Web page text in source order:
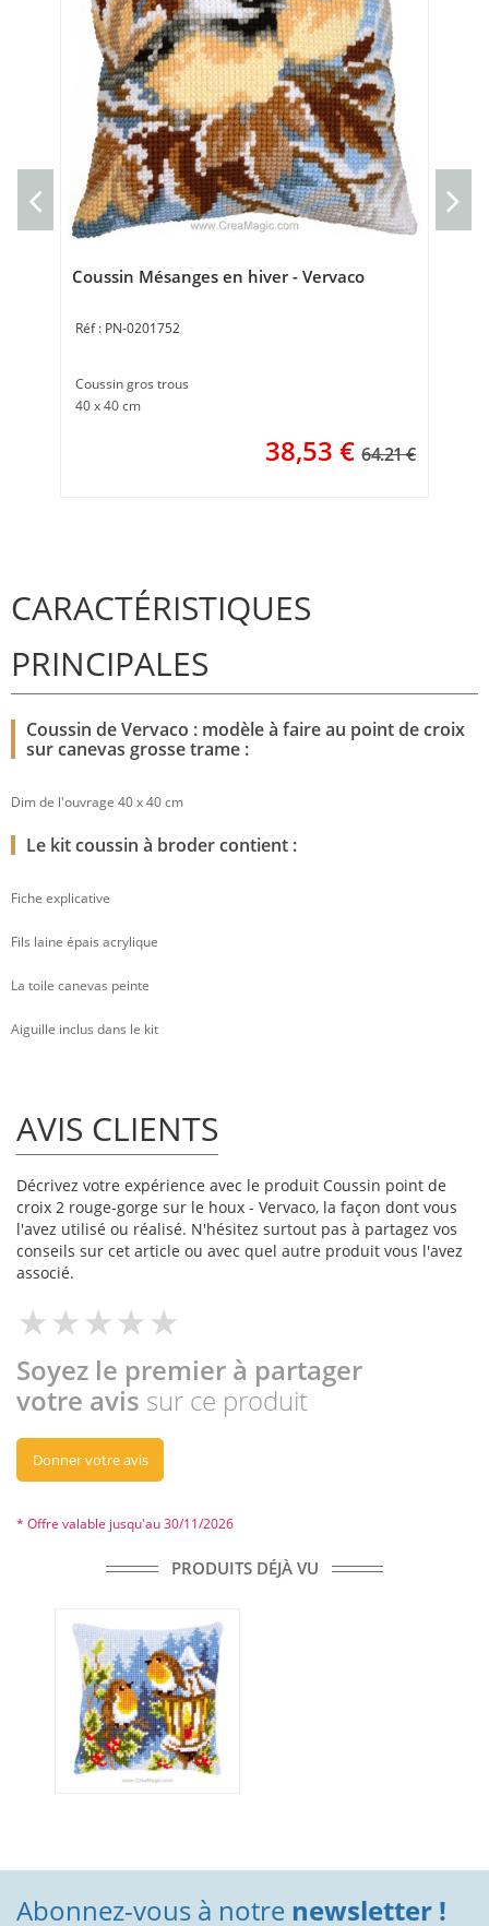
Coussin Mésanges en hiver - Vervaco
PN-0201752
Coussin gros trous
40 x 40 cm
38,53 € 64.21 €
CARACTÉRISTIQUES
PRINCIPALES
Coussin de Vervaco : modèle à faire au point de croix
sur canevas grosse trame :
Dim de l'ouvrage 40 x 40 cm
Le kit coussin à broder contient :
Fiche explicative
Fils laine épais acrylique
La toile canevas peinte
Aiguille inclus dans le kit
AVIS CLIENTS
Décrivez votre expérience avec le produit Coussin point de
croix 2 rouge-gorge sur le houx - Vervaco, la façon dont vous
l'avez utilisé ou réalisé. N'hésitez surtout pas à partagez vos
conseils sur cet article ou avec quel autre produit vous l'avez
associé.
Soyez le premier à partager
votre avis sur ce produit
Donner votre avis
* Offre valable jusqu'au 30/11/2026
PRODUITS DÉJÀ VU
Abonnez-vous à notre newsletter !